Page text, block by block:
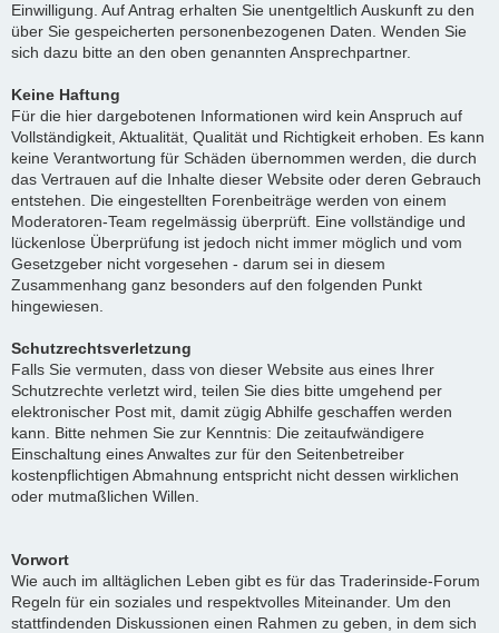
Einwilligung. Auf Antrag erhalten Sie unentgeltlich Auskunft zu den
über Sie gespeicherten personenbezogenen Daten. Wenden Sie
sich dazu bitte an den oben genannten Ansprechpartner.
Keine Haftung
Für die hier dargebotenen Informationen wird kein Anspruch auf
Vollständigkeit, Aktualität, Qualität und Richtigkeit erhoben. Es kann
keine Verantwortung für Schäden übernommen werden, die durch
das Vertrauen auf die Inhalte dieser Website oder deren Gebrauch
entstehen. Die eingestellten Forenbeiträge werden von einem
Moderatoren-Team regelmässig überprüft. Eine vollständige und
lückenlose Überprüfung ist jedoch nicht immer möglich und vom
Gesetzgeber nicht vorgesehen - darum sei in diesem
Zusammenhang ganz besonders auf den folgenden Punkt
hingewiesen.
Schutzrechtsverletzung
Falls Sie vermuten, dass von dieser Website aus eines Ihrer
Schutzrechte verletzt wird, teilen Sie dies bitte umgehend per
elektronischer Post mit, damit zügig Abhilfe geschaffen werden
kann. Bitte nehmen Sie zur Kenntnis: Die zeitaufwändigere
Einschaltung eines Anwaltes zur für den Seitenbetreiber
kostenpflichtigen Abmahnung entspricht nicht dessen wirklichen
oder mutmaßlichen Willen.
Vorwort
Wie auch im alltäglichen Leben gibt es für das Traderinside-Forum
Regeln für ein soziales und respektvolles Miteinander. Um den
stattfindenden Diskussionen einen Rahmen zu geben, in dem sich